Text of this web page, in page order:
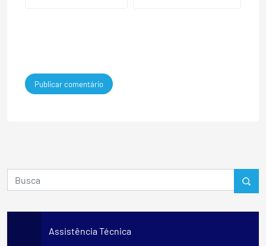
Assistência Técnica